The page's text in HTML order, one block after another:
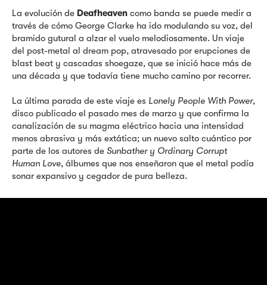
La evolución de Deafheaven como banda se puede medir a
través de cómo George Clarke ha ido modulando su voz, del
bramido gutural a alzar el vuelo melodiosamente. Un viaje
del post-metal al dream pop, atravesado por erupciones de
blast beat y cascadas shoegaze, que se inició hace más de
una década y que todavía tiene mucho camino por recorrer.
La última parada de este viaje es Lonely People With Power,
disco publicado el pasado mes de marzo y que confirma la
canalización de su magma eléctrico hacia una intensidad
menos abrasiva y más extática; un nuevo salto cuántico por
parte de los autores de Sunbather y Ordinary Corrupt
Human Love, álbumes que nos enseñaron que el metal podía
sonar expansivo y cegador de pura belleza.